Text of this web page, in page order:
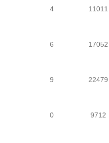
4 11011
6 17052
9 22479
0 9712